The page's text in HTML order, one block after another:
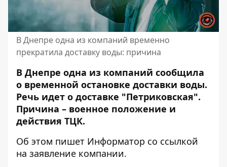
В Днепре одна из компаний временно
прекратила доставку воды: причина
В Днепре одна из компаний сообщила
о временной остановке доставки воды.
Речь идет о доставке "Петриковская".
Причина – военное положение и
действия ТЦК.
Об этом пишет Информатор со ссылкой
на заявление компании.